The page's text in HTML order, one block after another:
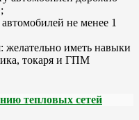
не менее 1
иметь навыки
токаря и ГПМ
тепловых сетей